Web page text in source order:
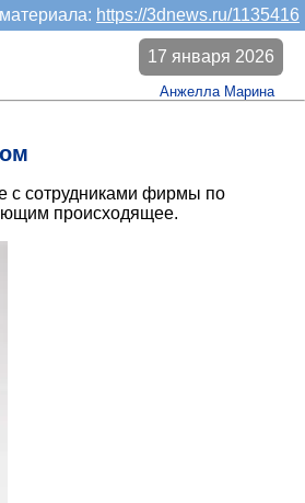
https://3dnews.ru/1135416
17 января 2026
Анжелла Марина
с сотрудниками фирмы по
происходящее.